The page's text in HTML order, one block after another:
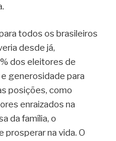
todos os brasileiros
desde já,
dos eleitores de
generosidade para
posições, como
enraizados na
da família, o
prosperar na vida. O